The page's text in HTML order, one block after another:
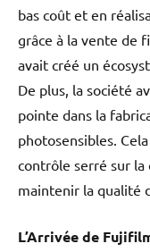
bas coût et en
grâce à la vente de
avait créé un
De plus, la société
pointe dans la
photosensibles.
contrôle serré sur la
maintenir la qualité
L’Arrivée de